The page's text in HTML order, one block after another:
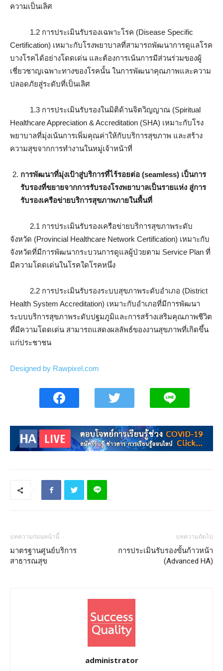
ความเป็นเลิศ
1.2 การประเมินรับรองเฉพาะโรค (Disease Specific
Certification) เหมาะกับโรงพยาบาลที่สามารถพัฒนาการดูแลโรค
บางโรคได้อย่างโดดเด่น และต้องการเน้นการมีส่วนร่วมของผู้
เชี่ยวชาญเฉพาะทางของโรคนั้น ในการพัฒนาคุณภาพและความ
ปลอดภัยสู่ระดับที่เป็นเลิศ
1.3 การประเมินรับรองในมิติด้านจิตวิญญาณ (Spiritual
Healthcare Appreciation & Accreditation (SHA) เหมาะกับโรง
พยาบาลที่มุ่งเน้นการเพิ่มคุณค่าให้กับบริการสุขภาพ และสร้าง
ความสุขจากการทำงานในหมู่เจ้าหน้าที่
การพัฒนาที่มุ่งเป้าสู่บริการที่ไร้รอยต่อ (seamless) เป็นการ
รับรองที่ขยายจากการรับรองโรงพยาบาลเป็นรายแห่ง สู่การ
รับรองเครือข่ายบริการสุขภาพภายในพื้นที่
2.1 การประเมินรับรองเครือข่ายบริการสุขภาพระดับ
จังหวัด (Provincial Healthcare Network Certification) เหมาะกับ
จังหวัดที่มีการพัฒนากระบวนการดูแลผู้ป่วยตาม Service Plan ที่
มีความโดดเด่นในโรคใดโรคหนึ่ง
2.2 การประเมินรับรองระบบสุขภาพระดับอำเภอ (District
Health System Accreditation) เหมาะกับอำเภอที่มีการพัฒนา
ระบบบริการสุขภาพระดับปฐมภูมิและการสร้างเสริมคุณภาพชีวิต
ที่มีความโดดเด่น สามารถแสดงผลลัพธ์ของงานสุขภาพที่เกิดขึ้น
แก่ประชาชน
Designed by Rawpixel.com
บทความก่อนหน้านี้
มาตรฐานศูนย์บริการ
สาธารณสุข
บทความถัดไป
การประเมินรับรองขั้นก้าวหน้า
(Advanced HA)
administrator